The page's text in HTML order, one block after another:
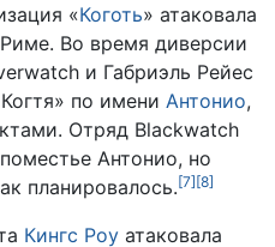
«Коготь» атаковала
Во время диверсии
и Габриэль Рейес
по имени Антонио,
Отряд Blackwatch
Антонио, но
планировалось.[7][8]
Кингс Роу атаковала